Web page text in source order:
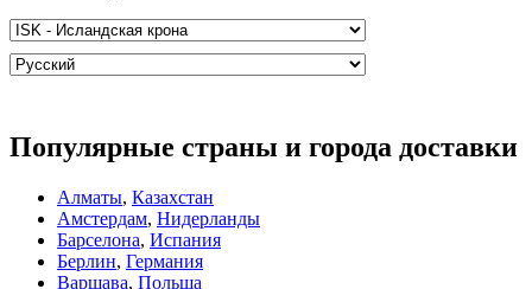
Популярные страны и города доставки
Алматы, Казахстан
Амстердам, Нидерланды
Барселона, Испания
Берлин, Германия
Варшава, Польша